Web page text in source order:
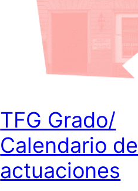
TFG Grado/
Calendario de
actuaciones